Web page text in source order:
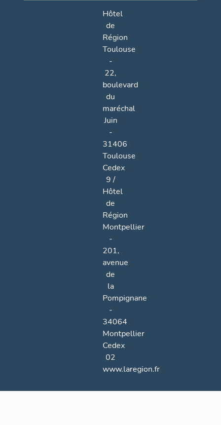
Hôtel
de
Région
Toulouse
-
22,
boulevard
du
maréchal
Juin
-
31406
Toulouse
Cedex
9 /
Hôtel
de
Région
Montpellier
-
201,
avenue
de
la
Pompignane
-
34064
Montpellier
Cedex
02
www.laregion.fr